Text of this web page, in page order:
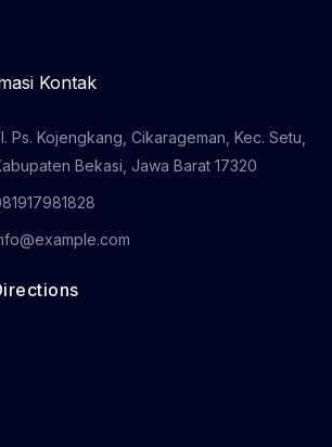
Kontak
Ps. Kojengkang, Cikarageman, Kec. Setu,
Bekasi, Jawa Barat 17320